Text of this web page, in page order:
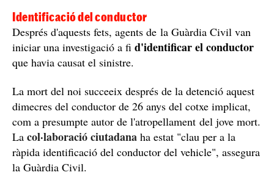
Identificació del conductor
Després d'aquests fets, agents de la Guàrdia Civil van
iniciar una investigació a fi d'identificar el conductor
que havia causat el sinistre.
La mort del noi succeeix després de la detenció aquest
dimecres del conductor de 26 anys del cotxe implicat,
com a presumpte autor de l'atropellament del jove mort.
La col·laboració ciutadana ha estat "clau per a la
ràpida identificació del conductor del vehicle", assegura
la Guàrdia Civil.